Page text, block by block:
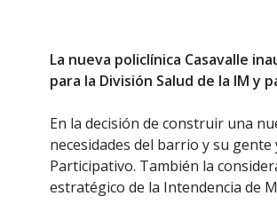
La nueva policlínica Casavalle
para la División Salud de la IM y
En la decisión de construir una
necesidades del barrio y su
Participativo. También la
estratégico de la Intendencia de